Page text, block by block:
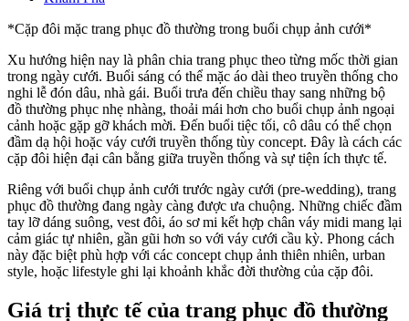
*Cặp đôi mặc trang phục đồ thường trong buổi chụp ảnh cưới*
Xu hướng hiện nay là phân chia trang phục theo từng mốc thời gian
trong ngày cưới. Buổi sáng có thể mặc áo dài theo truyền thống cho
nghi lễ đón dâu, nhà gái. Buổi trưa đến chiều thay sang những bộ
đồ thường phục nhẹ nhàng, thoải mái hơn cho buổi chụp ảnh ngoại
cảnh hoặc gặp gỡ khách mời. Đến buổi tiệc tối, cô dâu có thể chọn
đầm dạ hội hoặc váy cưới truyền thống tùy concept. Đây là cách các
cặp đôi hiện đại cân bằng giữa truyền thống và sự tiện ích thực tế.
Riêng với buổi chụp ảnh cưới trước ngày cưới (pre-wedding), trang
phục đồ thường đang ngày càng được ưa chuộng. Những chiếc đầm
tay lỡ dáng suông, vest đôi, áo sơ mi kết hợp chân váy midi mang lại
cảm giác tự nhiên, gần gũi hơn so với váy cưới cầu kỳ. Phong cách
này đặc biệt phù hợp với các concept chụp ảnh thiên nhiên, urban
style, hoặc lifestyle ghi lại khoảnh khắc đời thường của cặp đôi.
Giá trị thực tế của trang phục đồ thường